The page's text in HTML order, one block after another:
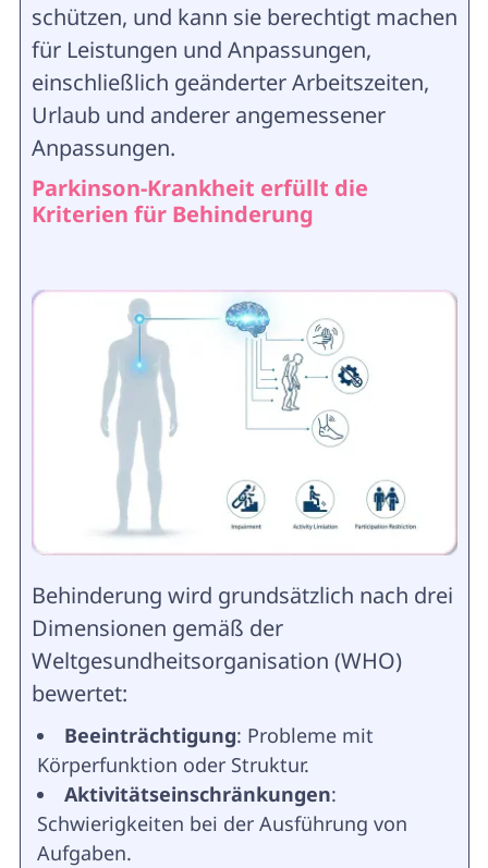
schützen, und kann sie berechtigt machen
für Leistungen und Anpassungen,
einschließlich geänderter Arbeitszeiten,
Urlaub und anderer angemessener
Anpassungen.
Parkinson-Krankheit erfüllt die
Kriterien für Behinderung
Behinderung wird grundsätzlich nach drei
Dimensionen gemäß der
Weltgesundheitsorganisation (WHO)
bewertet:
Beeinträchtigung: Probleme mit
Körperfunktion oder Struktur.
Aktivitätseinschränkungen:
Schwierigkeiten bei der Ausführung von
Aufgaben.